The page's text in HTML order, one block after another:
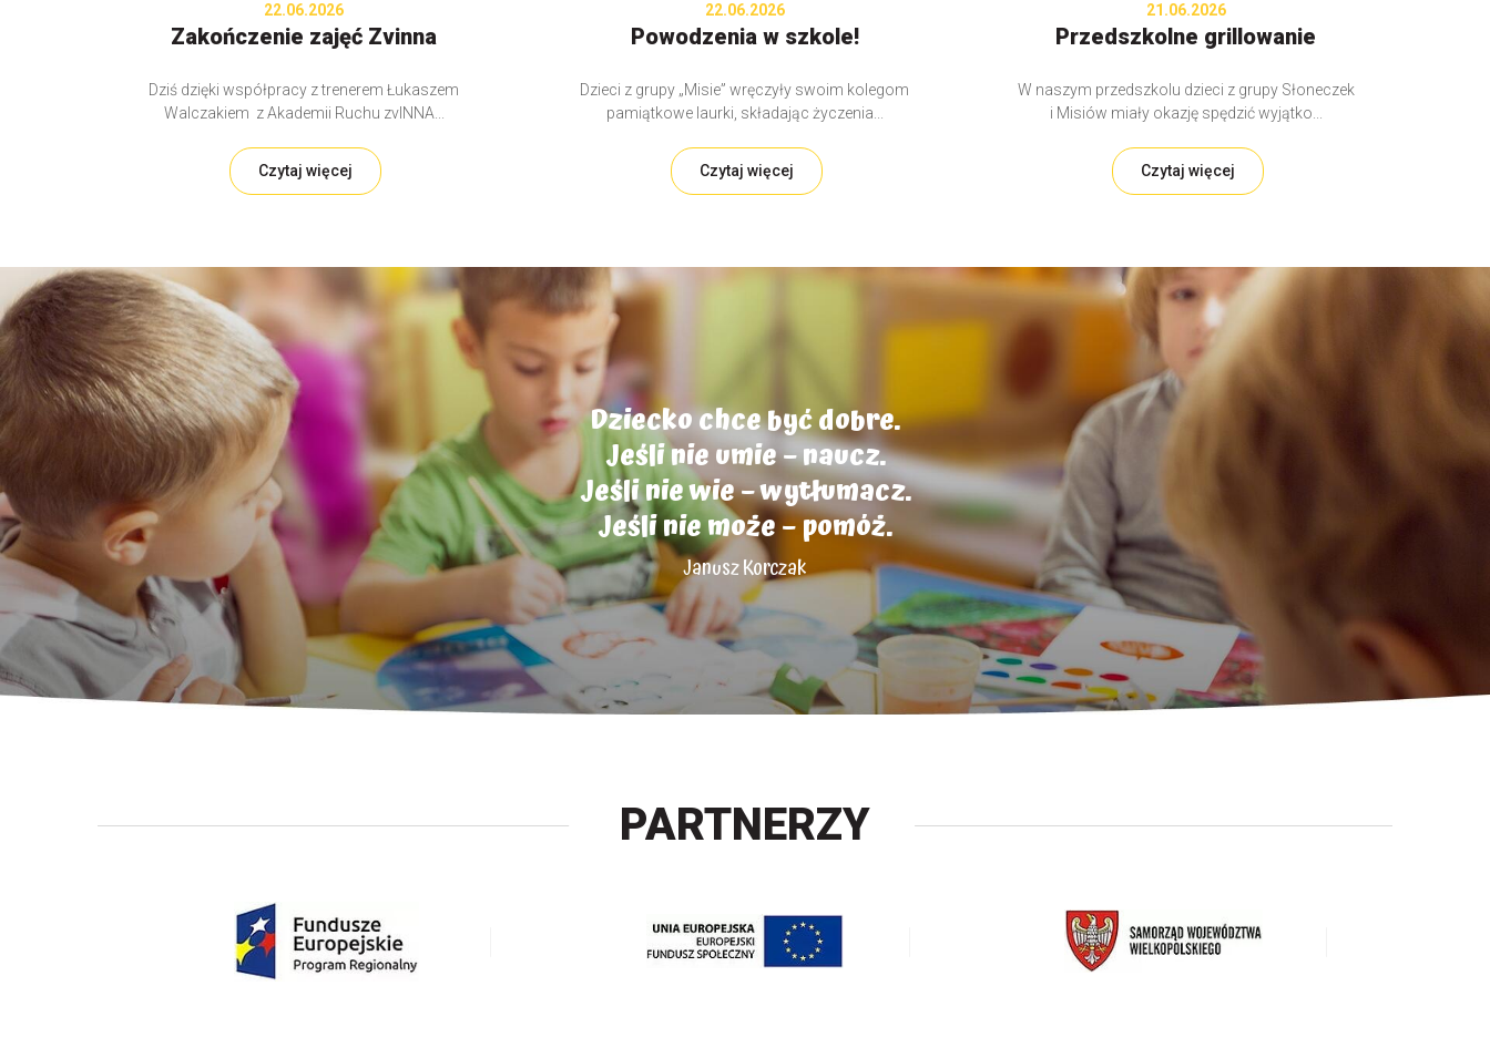
22.06.2026
Zakończenie zajęć Zvinna
Dziś dzięki współpracy z trenerem Łukaszem
Walczakiem z Akademii Ruchu zvINNA...
Czytaj więcej
22.06.2026
Powodzenia w szkole!
Dzieci z grupy „Misie” wręczyły swoim kolegom
pamiątkowe laurki, składając życzenia...
Czytaj więcej
21.06.2026
Przedszkolne grillowanie
W naszym przedszkolu dzieci z grupy Słoneczek
i Misiów miały okazję spędzić wyjątko...
Czytaj więcej
Dziecko chce być dobre.
Jeśli nie umie – naucz.
Jeśli nie wie – wytłumacz.
Jeśli nie może – pomóż.
Janusz Korczak
PARTNERZY